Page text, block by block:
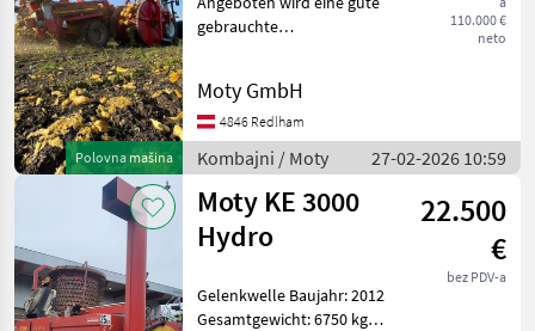
Polovna mašina
110.000 €
neto
gebrauchte
Erbaut im Jahr 2019 als
KE3000 hydroS. Im Jahr
2023 nach nur 800
Betriebstunden umgeb
Moty GmbH
4846 Redlham
Kombajni / Moty 27-02-2026 10:59
Moty KE 3000
Hydro
22.500
€
bez PDV-a
Gelenkwelle Baujahr: 2012
Gesamtgewicht: 6750 kg